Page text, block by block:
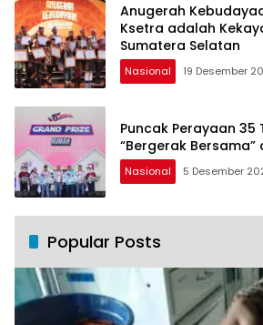
Anugerah
Ksetra adalah
Sumatera Selatan
Nasional 19 Desember
Puncak Perayaan 35
“Bergerak Bersama”
Nasional 5 Desember
Popular Posts